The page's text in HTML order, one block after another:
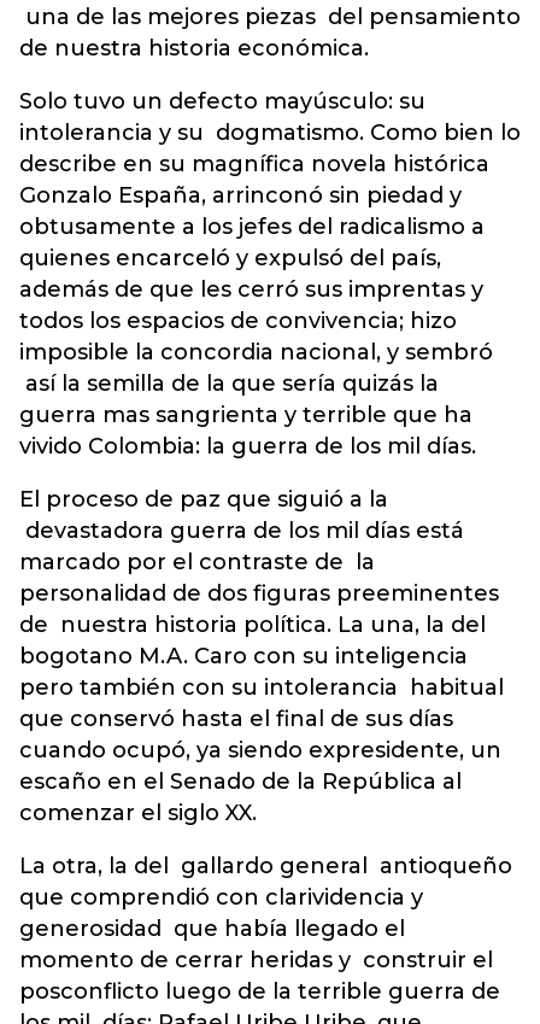
una de las mejores piezas del pensamiento
de nuestra historia económica.
Solo tuvo un defecto mayúsculo: su
intolerancia y su dogmatismo. Como bien lo
describe en su magnífica novela histórica
Gonzalo España, arrinconó sin piedad y
obtusamente a los jefes del radicalismo a
quienes encarceló y expulsó del país,
además de que les cerró sus imprentas y
todos los espacios de convivencia; hizo
imposible la concordia nacional, y sembró
así la semilla de la que sería quizás la
guerra mas sangrienta y terrible que ha
vivido Colombia: la guerra de los mil días.
El proceso de paz que siguió a la
devastadora guerra de los mil días está
marcado por el contraste de la
personalidad de dos figuras preeminentes
de nuestra historia política. La una, la del
bogotano M.A. Caro con su inteligencia
pero también con su intolerancia habitual
que conservó hasta el final de sus días
cuando ocupó, ya siendo expresidente, un
escaño en el Senado de la República al
comenzar el siglo XX.
La otra, la del gallardo general antioqueño
que comprendió con clarividencia y
generosidad que había llegado el
momento de cerrar heridas y construir el
posconflicto luego de la terrible guerra de